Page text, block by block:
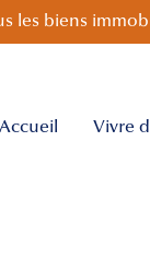
les biens
Accueil Vivre